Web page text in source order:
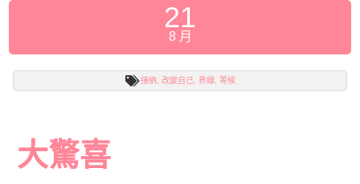
21
8 月
接納, 改變自己, 界線 等候
大驚喜